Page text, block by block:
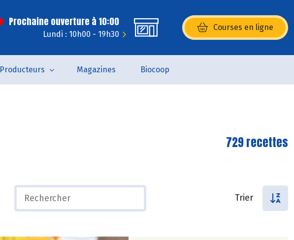
Prochaine ouverture à 10:00
Lundi : 10h00 - 19h30
Courses en ligne
(s’ouvre dans une nouvelle
Producteurs Magazines Biocoop
729 recettes
Trier